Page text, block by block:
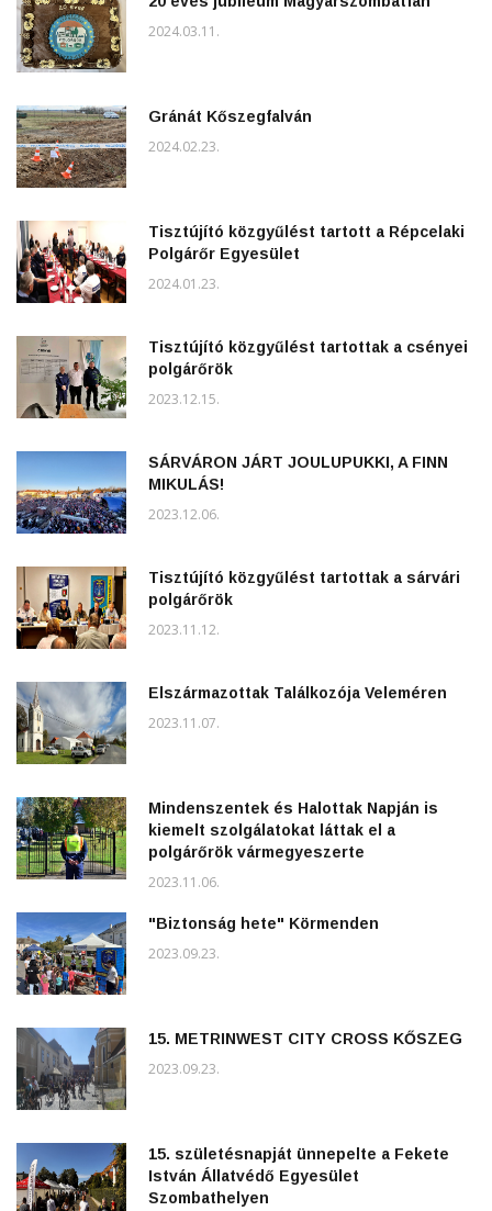
2024.03.11.
Gránát Kőszegfalván
2024.02.23.
Tisztújító közgyűlést tartott a Répcelaki
Polgárőr Egyesület
2024.01.23.
Tisztújító közgyűlést tartottak a csényei
polgárőrök
2023.12.15.
SÁRVÁRON JÁRT JOULUPUKKI, A FINN
MIKULÁS!
2023.12.06.
Tisztújító közgyűlést tartottak a sárvári
polgárőrök
2023.11.12.
Elszármazottak Találkozója Veleméren
2023.11.07.
Mindenszentek és Halottak Napján is
kiemelt szolgálatokat láttak el a
polgárőrök vármegyeszerte
2023.11.06.
"Biztonság hete" Körmenden
2023.09.23.
15. METRINWEST CITY CROSS KŐSZEG
2023.09.23.
15. születésnapját ünnepelte a Fekete
István Állatvédő Egyesület
Szombathelyen